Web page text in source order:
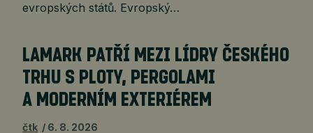
evropských států. Evropský…
LAMARK PATŘÍ MEZI LÍDRY ČESKÉHO
TRHU S PLOTY, PERGOLAMI
A MODERNÍM EXTERIÉREM
čtk 6. 8. 2026